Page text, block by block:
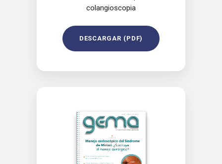
colangioscopia
DESCARGAR (PDF)